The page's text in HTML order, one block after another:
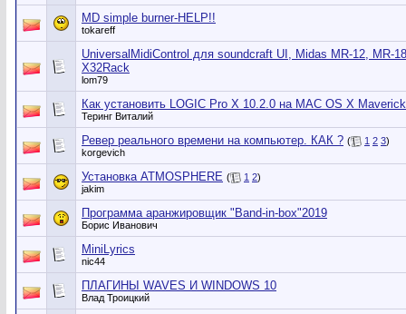
MD simple burner-HELP!!
tokareff
UniversalMidiControl для soundcraft UI, Midas MR-12, MR-
X32Rack
lom79
Как установить LOGIC Pro X 10.2.0 на MAC OS X
Теринг Виталий
Ревер реального времени на компьютер. КАК ? ( 1 2 3)
korgevich
Установка ATMOSPHERE ( 1 2)
jakim
Программа аранжировщик "Band-in-box"2019
Борис Иванович
MiniLyrics
nic44
ПЛАГИНЫ WAVES И WINDOWS 10
Влад Троицкий